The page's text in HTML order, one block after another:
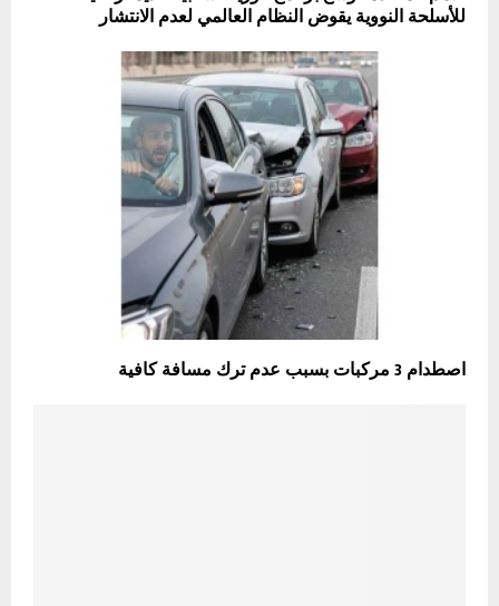
للأسلحة النووية يقوض النظام العالمي لعدم الانتشار
اصطدام 3 مركبات بسبب عدم ترك مسافة كافية